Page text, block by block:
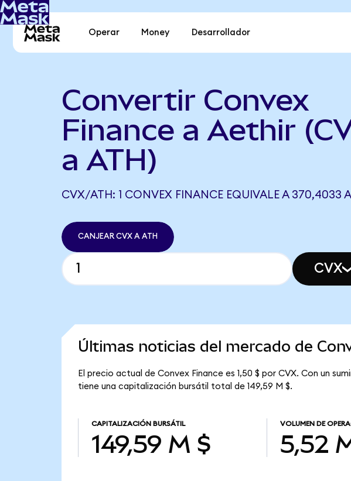
Operar Money Desarrollador
Convertir Convex
Finance a Aethir
a ATH)
CVX/ATH: 1 CONVEX FINANCE EQUIVALE A 370,4033
CANJEAR CVX A ATH
CVX
Últimas noticias del mercado de
El precio actual de Convex Finance es 1,50 $ por CVX. Con un
tiene una capitalización bursátil total de 149,59 M $.
CAPITALIZACIÓN BURSÁTIL
149,59 M $
VOLUMEN DE
5,52